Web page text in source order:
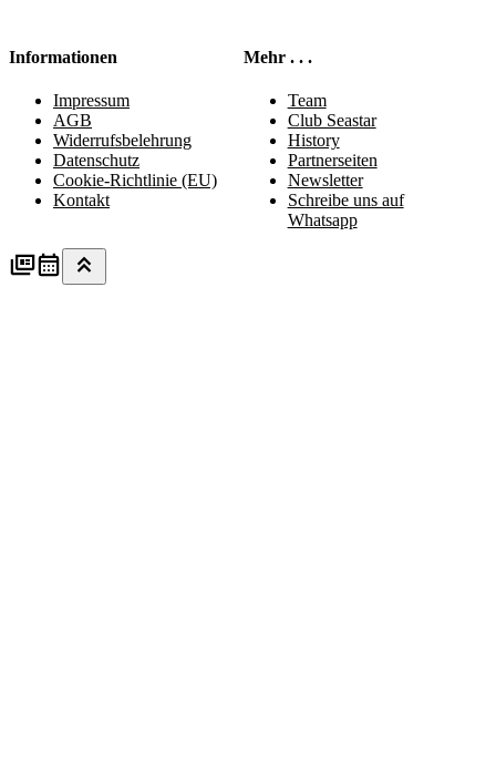
Informationen
Impressum
AGB
Widerrufsbelehrung
Datenschutz
Cookie-Richtlinie (EU)
Kontakt
Mehr . . .
Team
Club Seastar
History
Partnerseiten
Newsletter
Schreibe uns auf
Whatsapp